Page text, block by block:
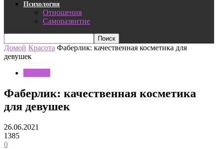
Психология
Отношения
Саморазвитие
Домой Красота Фаберлик: качественная косметика для
девушек
Фаберлик: качественная косметика
для девушек
26.06.2021
1385
0